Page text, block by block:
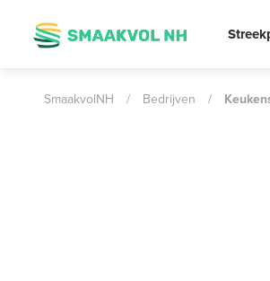
SmaakvolNH / Bedrijven /